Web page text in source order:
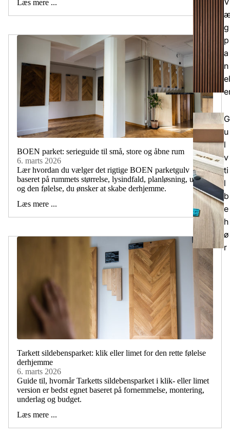
g
p
a
n
el
G
u
l
v
ti
l
b
e
h
ø
r
Læs mere ...
BOEN parket: serieguide til små, store og åbne rum
6. marts 2026
Lær hvordan du vælger det rigtige BOEN parketgulv
baseret på rummets størrelse, lysindfald, planløsning, udtryk
og den følelse, du ønsker at skabe derhjemme.
Læs mere ...
Tarkett sildebensparket: klik eller limet for den rette følelse
derhjemme
6. marts 2026
Guide til, hvornår Tarketts sildebensparket i klik- eller limet
version er bedst egnet baseret på fornemmelse, montering,
underlag og budget.
Læs mere ...